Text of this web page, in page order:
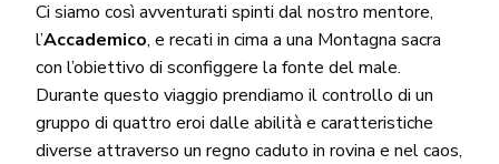
Ci siamo così avventurati spinti dal nostro mentore,
l’Accademico, e recati in cima a una Montagna sacra
con l’obiettivo di sconfiggere la fonte del male.
Durante questo viaggio prendiamo il controllo di un
gruppo di quattro eroi dalle abilità e caratteristiche
diverse attraverso un regno caduto in rovina e nel caos,